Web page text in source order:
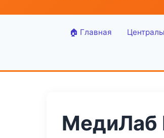
🏠 Главная
МедиЛаб